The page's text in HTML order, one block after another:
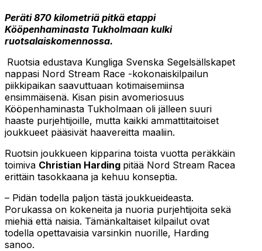
Peräti 870 kilometriä pitkä etappi
Kööpenhaminasta Tukholmaan kulki
ruotsalaiskomennossa.
Ruotsia edustava Kungliga Svenska Segelsällskapet
nappasi Nord Stream Race -kokonaiskilpailun
piikkipaikan saavuttuaan kotimaisemiinsa
ensimmäisenä. Kisan pisin avomeriosuus
Kööpenhaminasta Tukholmaan oli jälleen suuri
haaste purjehtijoille, mutta kaikki ammattitaitoiset
joukkueet pääsivät haavereitta maaliin.
Ruotsin joukkueen kipparina toista vuotta peräkkäin
toimiva Christian Harding pitää Nord Stream Racea
erittäin tasokkaana ja kehuu konseptia.
– Pidän todella paljon tästä joukkueideasta.
Porukassa on kokeneita ja nuoria purjehtijoita sekä
miehiä että naisia. Tämänkaltaiset kilpailut ovat
todella opettavaisia varsinkin nuorille, Harding
sanoo.